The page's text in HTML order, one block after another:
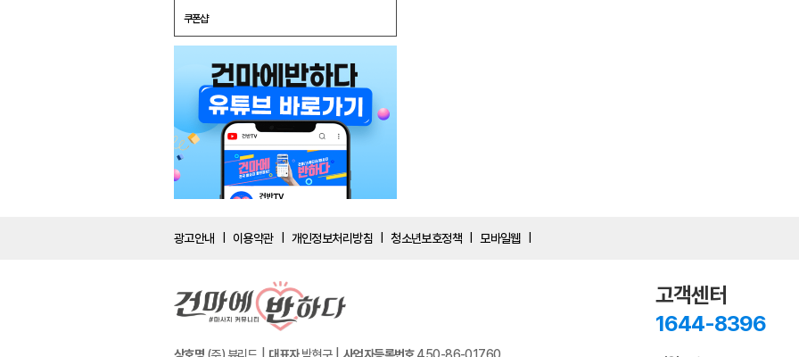
쿠폰샵
광고안내 이용약관 개인정보처리방침 청소년보호정책 모바일웹
고객센터
1644-8396